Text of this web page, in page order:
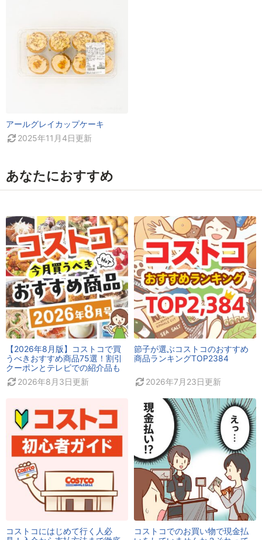
アールグレイカップケーキ
2025年11月4日更新
あなたにおすすめ
【2026年8月版】コストコで買
うべきおすすめ商品75選！割引
クーポンとテレビでの紹介品も
2026年8月3日更新
節子が選ぶコストコのおすすめ
商品ランキングTOP2384
2026年7月23日更新
コストコにはじめて行く人必
コストコでのお買い物で現金払